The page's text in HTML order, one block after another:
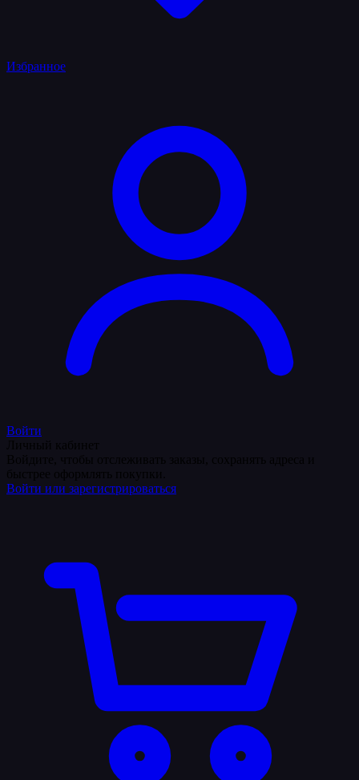
Избранное
Войти
Войти или зарегистрироваться